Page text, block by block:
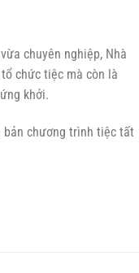
chuyên nghiệp, Nhà
chức tiệc mà còn là
khởi.
bản chương trình tiệc tất